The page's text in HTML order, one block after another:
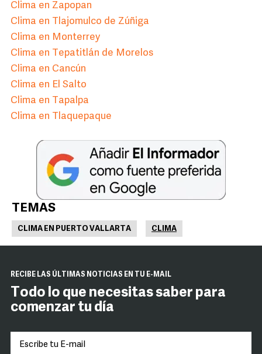
Clima en Zapopan
Clima en Tlajomulco de Zúñiga
Clima en Monterrey
Clima en Tepatitlán de Morelos
Clima en Cancún
Clima en El Salto
Clima en Tapalpa
Clima en Tlaquepaque
TEMAS
CLIMA EN PUERTO VALLARTA CLIMA
RECIBE LAS ÚLTIMAS NOTICIAS EN TU E-MAIL
Todo lo que necesitas saber para
comenzar tu día